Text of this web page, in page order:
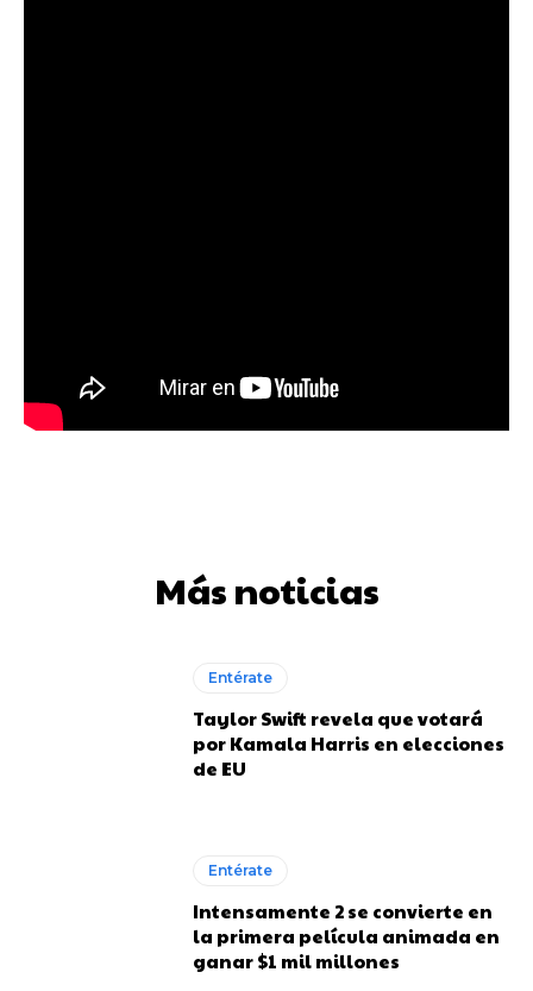
Más noticias
Entérate
Taylor Swift revela que votará
por Kamala Harris en elecciones
de EU
Entérate
Intensamente 2 se convierte en
la primera película animada en
ganar $1 mil millones